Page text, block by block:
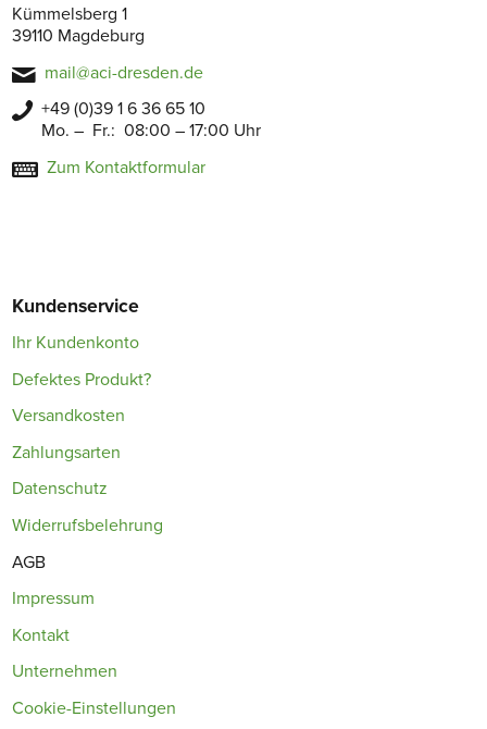
Kümmelsberg 1
39110 Magdeburg
mail@aci-dresden.de
+49 (0)39 1 6 36 65 10
Mo. – Fr.: 08:00 – 17:00 Uhr
Zum Kontaktformular
Kundenservice
Ihr Kundenkonto
Defektes Produkt?
Versandkosten
Zahlungsarten
Datenschutz
Widerrufsbelehrung
AGB
Impressum
Kontakt
Unternehmen
Cookie-Einstellungen